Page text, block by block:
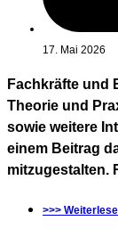
17. Mai 2026
Fachkräfte und
Theorie und
sowie weitere
einem Beitrag
mitzugestalten.
>>>